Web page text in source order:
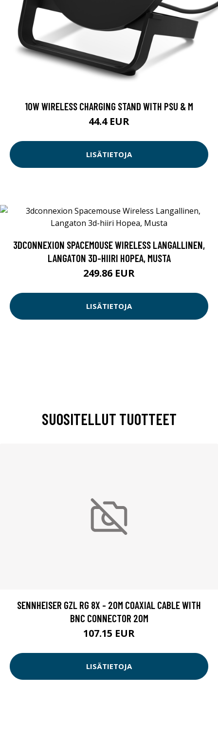
10W WIRELESS CHARGING STAND WITH PSU & M
44.4 EUR
LISÄTIETOJA
3DCONNEXION SPACEMOUSE WIRELESS LANGALLINEN,
LANGATON 3D-HIIRI HOPEA, MUSTA
249.86 EUR
LISÄTIETOJA
SUOSITELLUT TUOTTEET
SENNHEISER GZL RG 8X - 20M COAXIAL CABLE WITH
BNC CONNECTOR 20M
107.15 EUR
LISÄTIETOJA